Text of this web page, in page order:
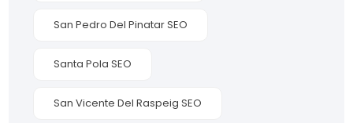
San Pedro Del Pinatar SEO
Santa Pola SEO
San Vicente Del Raspeig SEO